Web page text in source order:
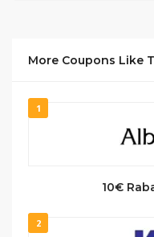
More Coupons Like
1
10€
2